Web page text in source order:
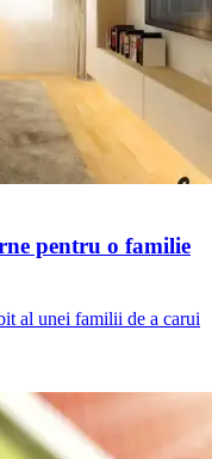
pentru o familie
al unei familii de a carui